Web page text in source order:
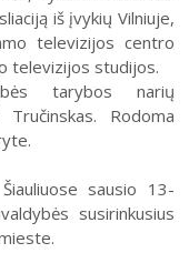
pamokos
7 8
9
14 15
16
28 29
30
ženklai
kalnai ir kalvos
iš įvykių Vilniuje,
televizijos centro
televizijos studijos.
tarybos narių
Rodoma
sausio 13-
susirinkusius